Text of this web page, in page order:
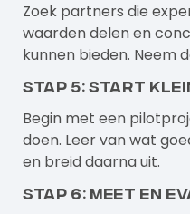
Zoek partners die
waarden delen en
kunnen bieden. Neem
Stap 5: Start
Begin met een
doen. Leer van wat
en breid daarna uit.
Stap 6: Meet en